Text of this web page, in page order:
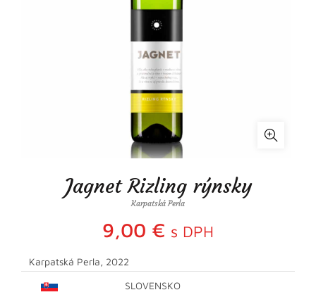
Jagnet Rizling rýnsky
Karpatská Perla
9,00 € s DPH
Karpatská Perla, 2022
SLOVENSKO